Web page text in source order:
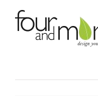
content